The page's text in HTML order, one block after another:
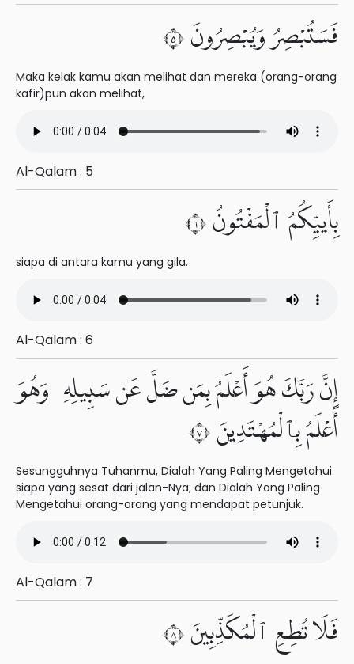
فَسَتُبْصِرُ وَيُبْصِرُونَ ٥
Maka kelak kamu akan melihat dan mereka (orang-orang
kafir)pun akan melihat,
Al-Qalam : 5
بِأَييِّكُمُ ٱلْمَفْتُونُ ٦
siapa di antara kamu yang gila.
Al-Qalam : 6
إِنَّ رَبَّكَ هُوَ أَعْلَمُ بِمَن ضَلَّ عَن سَبِيلِهِۦ وَهُوَ
أَعْلَمُ بِٱلْمُهْتَدِينَ ٧
Sesungguhnya Tuhanmu, Dialah Yang Paling Mengetahui
siapa yang sesat dari jalan-Nya; dan Dialah Yang Paling
Mengetahui orang-orang yang mendapat petunjuk.
Al-Qalam : 7
فَلَا تُطِعِ ٱلْمُكَذِّبِينَ ٨